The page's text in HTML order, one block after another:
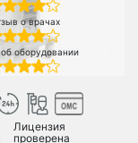
о врачах
оборудовании
Лицензия
проверена